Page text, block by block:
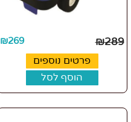
₪289
₪269
פרטים נוספים
הוסף לסל